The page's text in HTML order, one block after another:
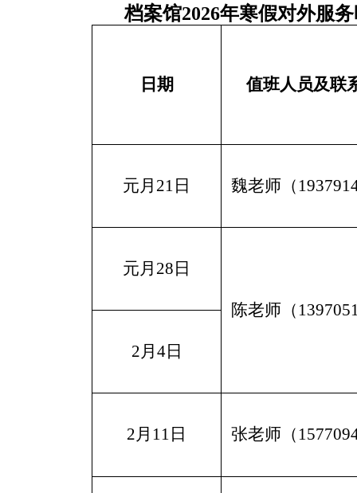
档案馆2026年寒假对外服
日期 值班人员及联
元月 21日 魏老师 （
元月 28日
陈老师 （
2月4日
2月11日 张老师 （